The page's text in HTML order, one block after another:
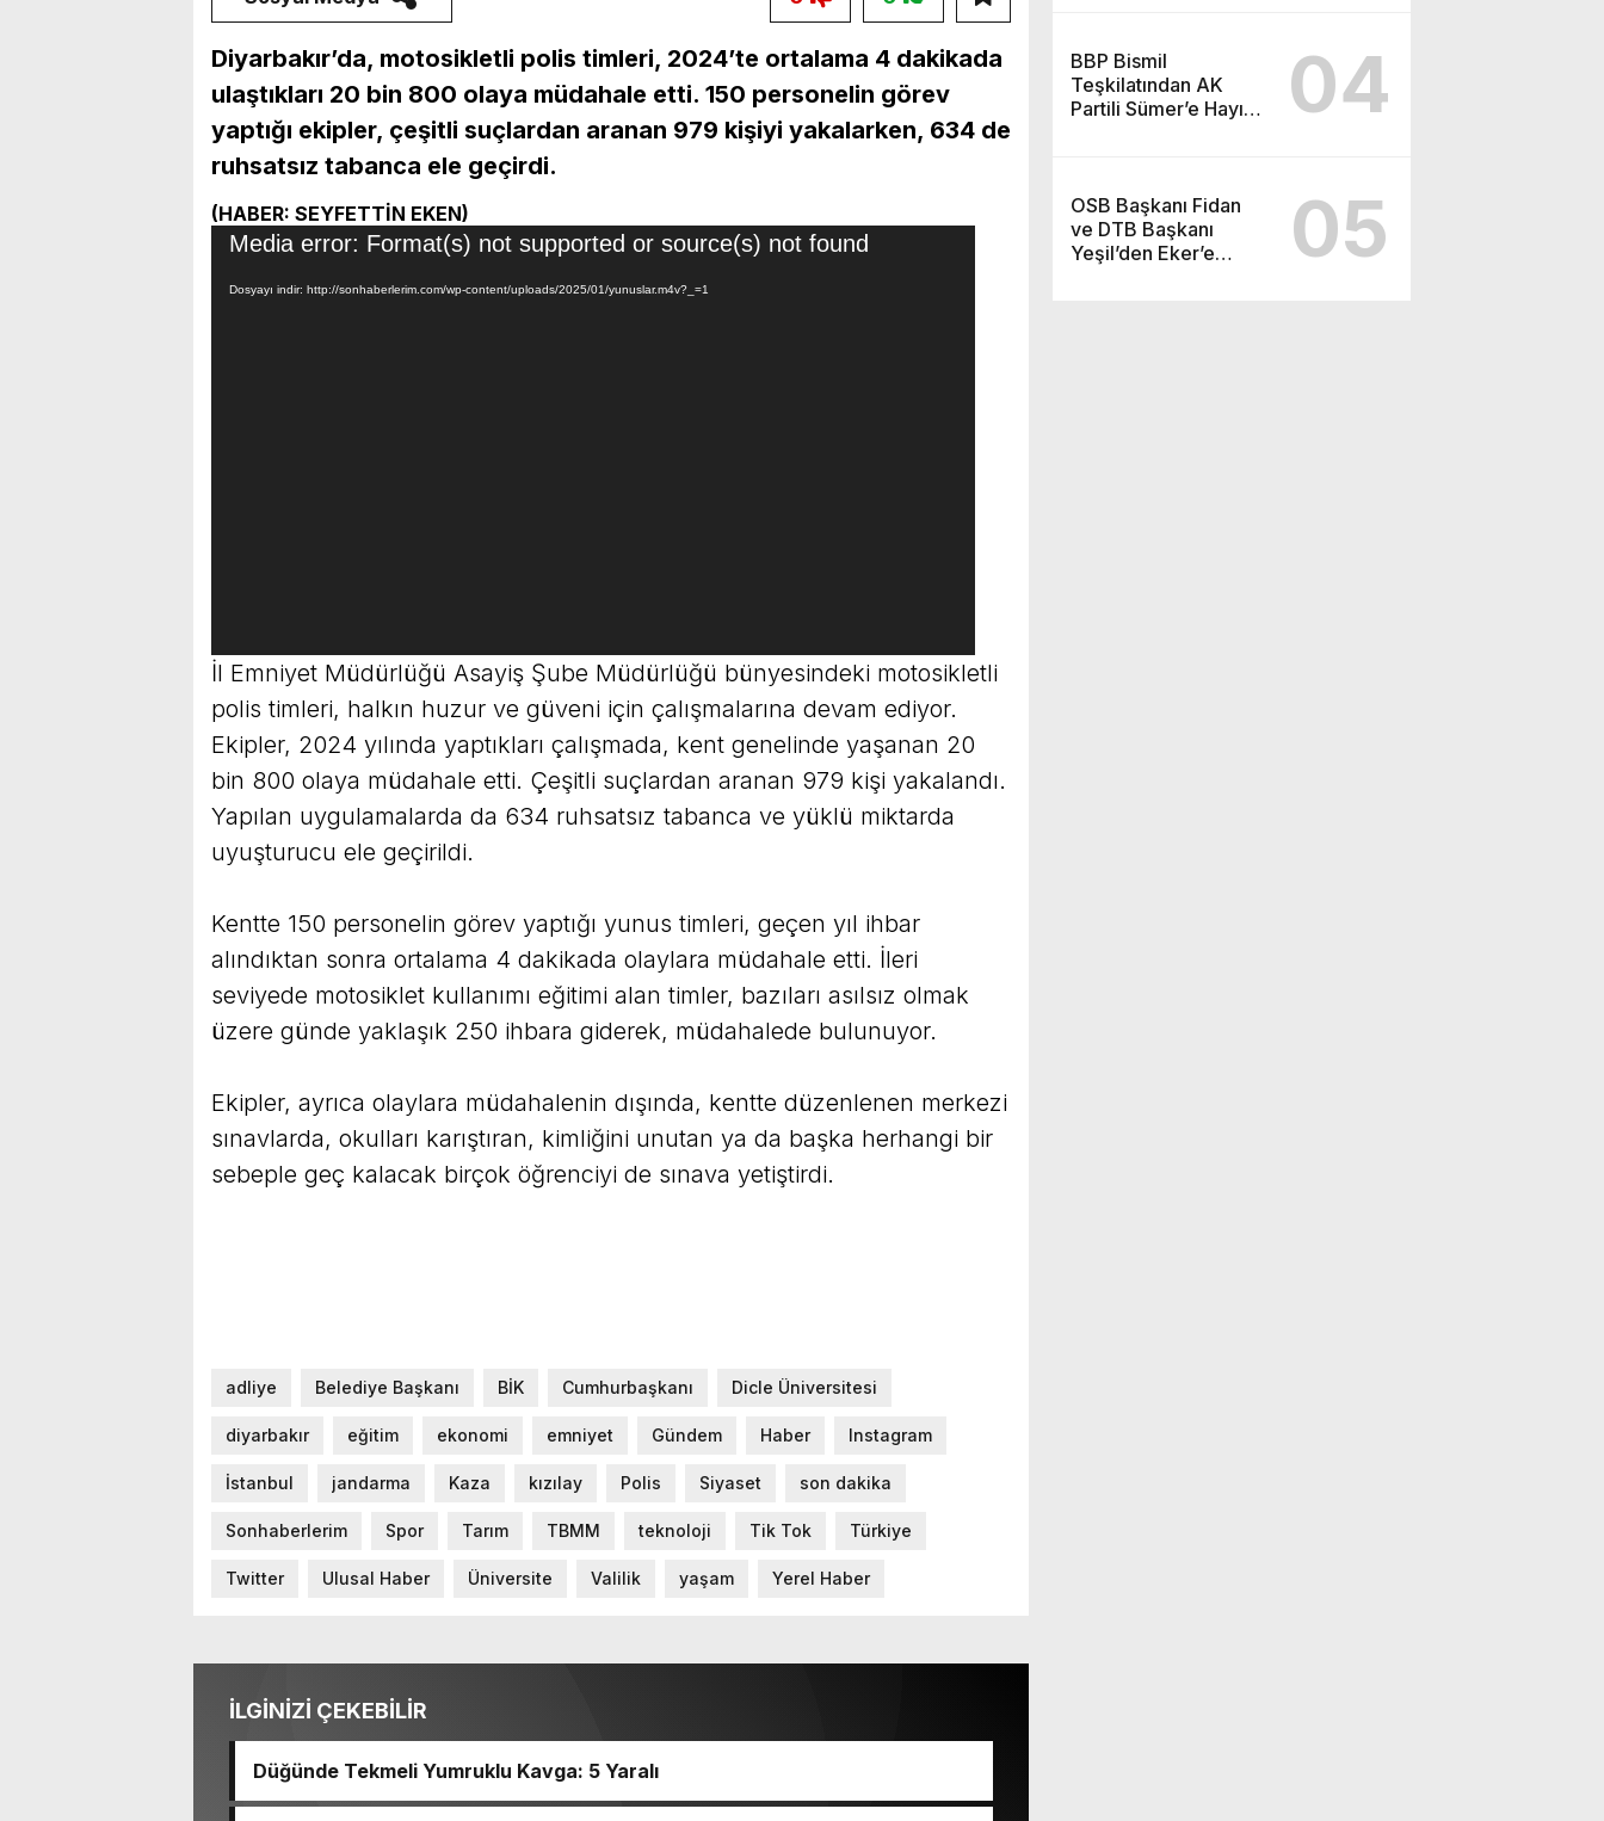
BBP Bismil
Teşkilatından AK
Partili Sümer’e Hayırlı
04
OSB Başkanı Fidan
ve DTB Başkanı
Yeşil’den Eker’e
05
Diyarbakır’da, motosikletli polis timleri, 2024’te ortalama 4 dakikada
ulaştıkları 20 bin 800 olaya müdahale etti. 150 personelin görev
yaptığı ekipler, çeşitli suçlardan aranan 979 kişiyi yakalarken, 634 de
ruhsatsız tabanca ele geçirdi.
(HABER: SEYFETTİN EKEN)
Video
oynatıcı
Media error: Format(s) not supported or source(s) not found
Dosyayı indir: http://sonhaberlerim.com/wp-content/uploads/2025/01/yunuslar.m4v?_=1
İl Emniyet Müdürlüğü Asayiş Şube Müdürlüğü bünyesindeki motosikletli
polis timleri, halkın huzur ve güveni için çalışmalarına devam ediyor.
Ekipler, 2024 yılında yaptıkları çalışmada, kent genelinde yaşanan 20
bin 800 olaya müdahale etti. Çeşitli suçlardan aranan 979 kişi yakalandı.
Yapılan uygulamalarda da 634 ruhsatsız tabanca ve yüklü miktarda
uyuşturucu ele geçirildi.
Kentte 150 personelin görev yaptığı yunus timleri, geçen yıl ihbar
alındıktan sonra ortalama 4 dakikada olaylara müdahale etti. İleri
seviyede motosiklet kullanımı eğitimi alan timler, bazıları asılsız olmak
üzere günde yaklaşık 250 ihbara giderek, müdahalede bulunuyor.
Ekipler, ayrıca olaylara müdahalenin dışında, kentte düzenlenen merkezi
sınavlarda, okulları karıştıran, kimliğini unutan ya da başka herhangi bir
sebeple geç kalacak birçok öğrenciyi de sınava yetiştirdi.
adliye Belediye Başkanı BİK Cumhurbaşkanı Dicle Üniversitesi
diyarbakır eğitim ekonomi emniyet Gündem Haber Instagram
İstanbul jandarma Kaza kızılay Polis Siyaset son dakika
Sonhaberlerim Spor Tarım TBMM teknoloji Tik Tok Türkiye
Twitter Ulusal Haber Üniversite Valilik yaşam Yerel Haber
İLGİNİZİ ÇEKEBİLİR
Düğünde Tekmeli Yumruklu Kavga: 5 Yaralı